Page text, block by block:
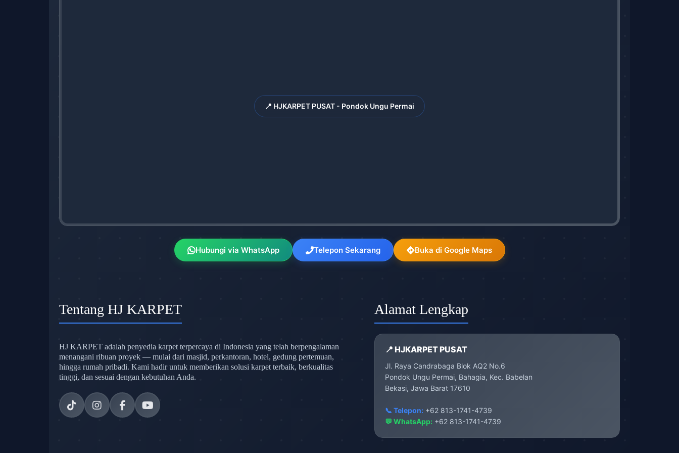
📍 HJKARPET PUSAT - Pondok Ungu Permai
Hubungi via WhatsApp Telepon Sekarang Buka di Google Maps
Tentang HJ KARPET
HJ KARPET adalah penyedia karpet terpercaya di Indonesia yang telah berpengalaman
menangani ribuan proyek — mulai dari masjid, perkantoran, hotel, gedung pertemuan,
hingga rumah pribadi. Kami hadir untuk memberikan solusi karpet terbaik, berkualitas
tinggi, dan sesuai dengan kebutuhan Anda.
Alamat Lengkap
📍 HJKARPET PUSAT
Jl. Raya Candrabaga Blok AQ2 No.6
Pondok Ungu Permai, Bahagia, Kec. Babelan
Bekasi, Jawa Barat 17610
📞 Telepon:+62 813-1741-4739
💬 WhatsApp: +62 813-1741-4739